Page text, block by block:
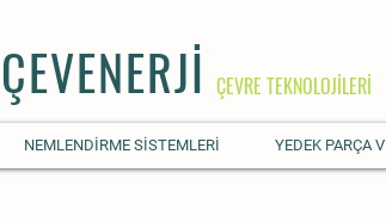
NEMLENDİRME SİSTEMLERİ YEDEK PARÇA
ÇEVRE TEKNOLOJİLERİ
ÇEVENERJİ